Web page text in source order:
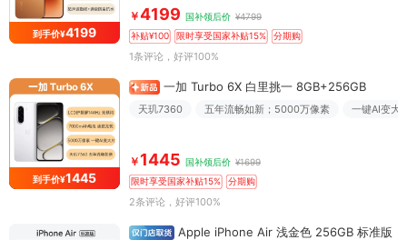
到手价¥4199
￥4199 国补领后价 ¥4799
补贴¥100
限时享受国家补贴15% 分期购
1条评论 ，好评100%
到手价¥1445
一加 Turbo 6X 白里挑一 8GB+256GB
天玑7360 五年流畅如新；5000万像素 一键AI变大
￥ 1445 国补领后价 ¥1699
限时享受国家补贴15%
分期购
2条评论 ，好评100%
Apple iPhone Air 浅金色 256GB 标准版